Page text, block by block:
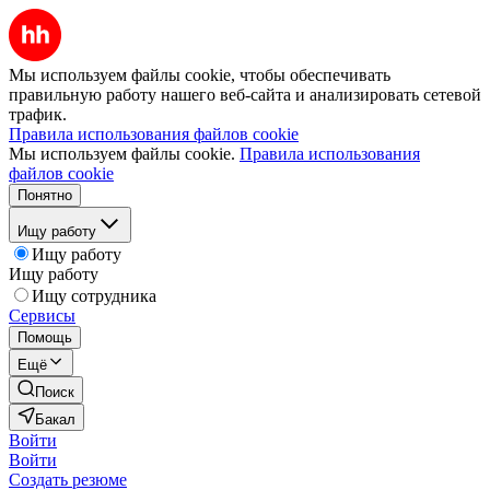
Мы используем файлы cookie, чтобы обеспечивать
правильную работу нашего веб-сайта и анализировать сетевой
трафик.
Правила использования файлов cookie
Мы используем файлы cookie. Правила использования
файлов cookie
Понятно
Ищу работу
Ищу работу
Ищу работу
Ищу сотрудника
Сервисы
Помощь
Ещё
Поиск
Бакал
Войти
Войти
Создать резюме